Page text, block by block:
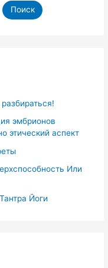
Поиск
эмбрионов
этический аспект
Или
Йоги